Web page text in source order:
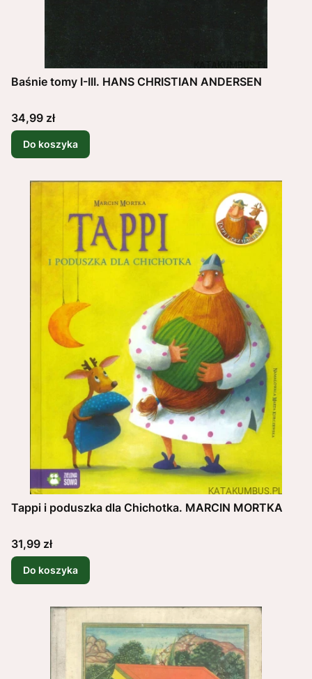
Baśnie tomy I-III. HANS CHRISTIAN ANDERSEN
Cena
34,99 zł
Do koszyka
Tappi i poduszka dla Chichotka. MARCIN MORTKA
Cena
31,99 zł
Do koszyka